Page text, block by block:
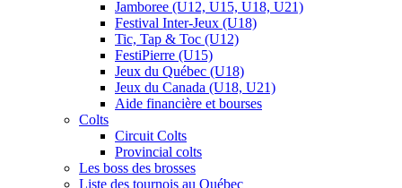
Jamboree (U12, U15, U18, U21)
Festival Inter-Jeux (U18)
Tic, Tap & Toc (U12)
FestiPierre (U15)
Jeux du Québec (U18)
Jeux du Canada (U18, U21)
Aide financière et bourses
Colts
Circuit Colts
Provincial colts
Les boss des brosses
Liste des tournois au Québec